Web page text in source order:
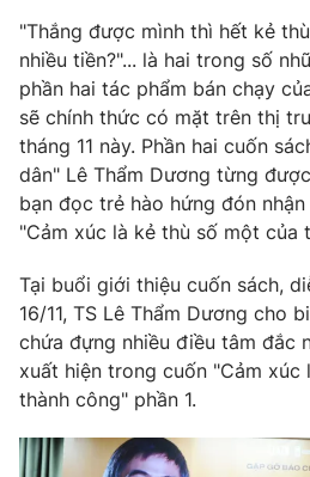
Câu chuyện quốc tế
Tài chính
Thị trường
Góc doanh nghiệp
Dữ liệu và đời sống
Truyền hình
Phim VTV
Hậu trường
Nhân vật
Khán giả
Giải sao mai
Giải trí
Điện ảnh
Âm nhạc
Sao
Du lịch
Làm đẹp
Chất lượng cuộc sống
Giáo dục
Tuyển sinh
Công nghệ
Hitech Công nghệ tương lai
Giao lưu trực tuyến
"Thắng được mình thì hết kẻ
nhiều tiền?"... là hai trong số
phần hai tác phẩm bán chạy
sẽ chính thức có mặt trên thị
tháng 11 này. Phần hai cuốn
dân" Lê Thẩm Dương từng
bạn đọc trẻ hào hứng đón
"Cảm xúc là kẻ thù số một của
Tại buổi giới thiệu cuốn sách,
16/11, TS Lê Thẩm Dương cho
chứa đựng nhiều điều tâm đắc
xuất hiện trong cuốn "Cảm xúc
thành công" phần 1.